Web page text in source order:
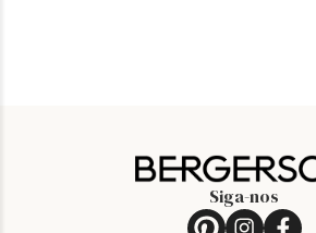
Siga-nos